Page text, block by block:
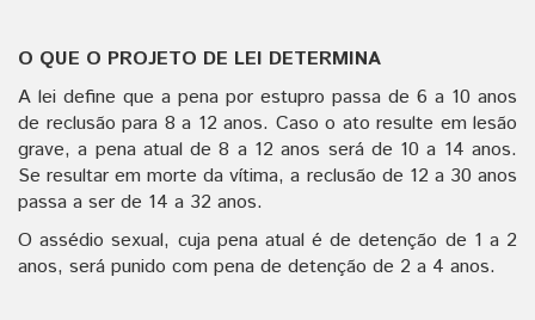
O QUE O PROJETO DE LEI DETERMINA
A lei define que a pena por estupro passa de 6 a 10 anos
de reclusão para 8 a 12 anos. Caso o ato resulte em lesão
grave, a pena atual de 8 a 12 anos será de 10 a 14 anos.
Se resultar em morte da vítima, a reclusão de 12 a 30 anos
passa a ser de 14 a 32 anos.
O assédio sexual, cuja pena atual é de detenção de 1 a 2
anos, será punido com pena de detenção de 2 a 4 anos.